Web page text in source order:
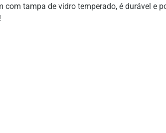
tampa de vidro temperado, é durável e